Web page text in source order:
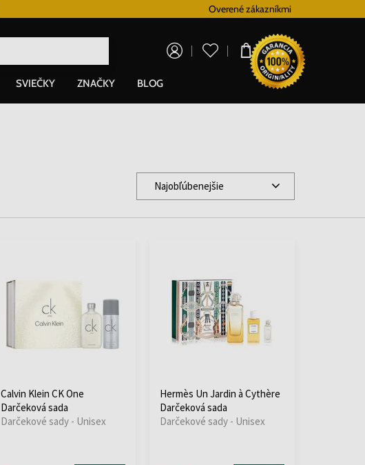
Overené zákazníkmi
0,00 €
SVIEČKY ZNAČKY BLOG
Najobľúbenejšie
Calvin Klein CK One
Darčeková sada
Darčekové sady - Unisex
Hermès Un Jardin à Cythère
Darčeková sada
Darčekové sady - Unisex